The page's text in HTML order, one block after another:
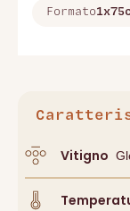
Formato
Vitigno